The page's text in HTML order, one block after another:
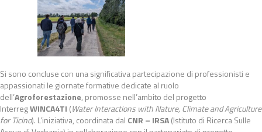
Si sono concluse con una significativa partecipazione di professionisti e
appassionati le giornate formative dedicate al ruolo
dell’Agroforestazione, promosse nell’ambito del progetto
InterregWINCA4TI (Water Interactions with Nature, Climate and Agriculture
for Ticino). L’iniziativa, coordinata dal CNR – IRSA(Istituto di Ricerca Sulle